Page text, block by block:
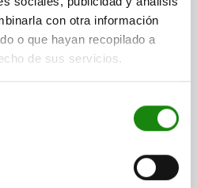
con otra información
o que hayan recopilado a
de sus servicios.